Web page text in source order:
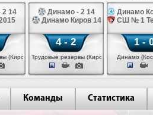
2 14
(Киров)
Динамо - 2 14
Динамо Киров 14
4 - 2
Трудовые резервы (Киров)
Динамо
СШ № 1
1 -
Динамо
Команды Статистика